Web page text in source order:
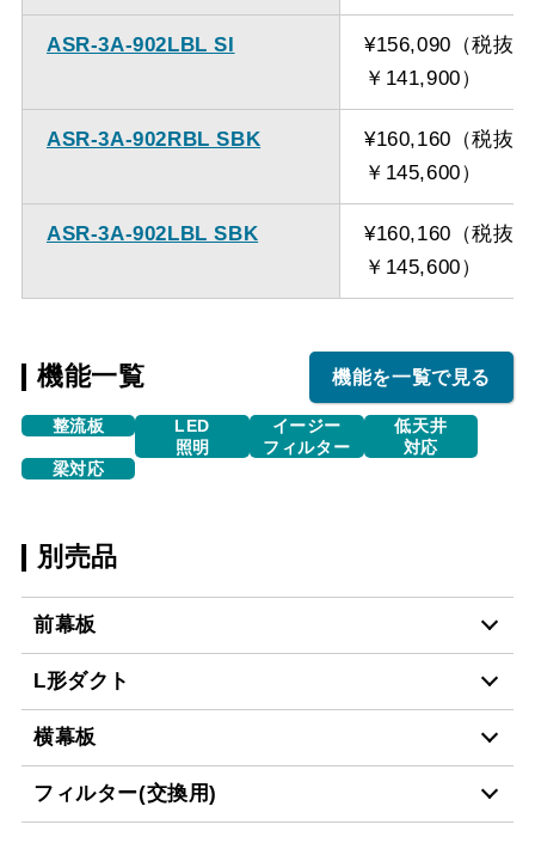
ASR-3A-902LBL SI
¥156,090（税抜
￥141,900）
ASR-3A-902RBL SBK
¥160,160（税抜
￥145,600）
ASR-3A-902LBL SBK
¥160,160（税抜
￥145,600）
機能一覧 機能を一覧で見る
整流板
LED
照明
イージー
フィルター
低天井
対応
梁対応
別売品
前幕板
MPB-7465 BK ¥9,460（税抜価格 ￥
MPB-7465 W ¥9,460（税抜価格 ￥
L形ダクト
LD-15 ¥3,520（税抜価格 ￥
横幕板
フィルター(交換用)